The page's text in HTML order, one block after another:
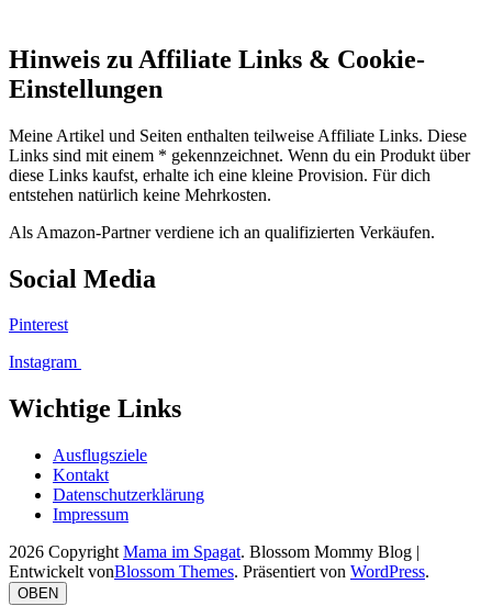
Hinweis zu Affiliate Links & Cookie-
Einstellungen
Meine Artikel und Seiten enthalten teilweise Affiliate Links. Diese
Links sind mit einem * gekennzeichnet. Wenn du ein Produkt über
diese Links kaufst, erhalte ich eine kleine Provision. Für dich
entstehen natürlich keine Mehrkosten.
Als Amazon-Partner verdiene ich an qualifizierten Verkäufen.
Social Media
Pinterest
Instagram
Wichtige Links
Ausflugsziele
Kontakt
Datenschutzerklärung
Impressum
2026 Copyright Mama im Spagat. Blossom Mommy Blog |
Entwickelt vonBlossom Themes. Präsentiert von WordPress.
OBEN